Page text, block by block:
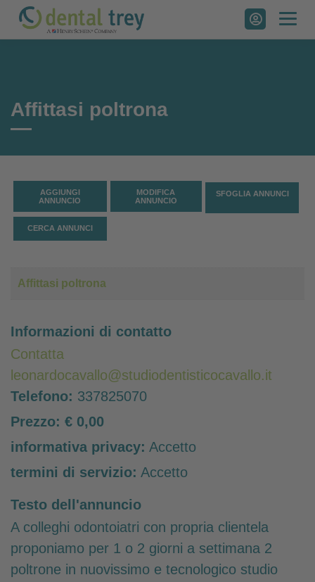
Skip
Affittasi poltrona
AGGIUNGI
ANNUNCIO
MODIFICA
ANNUNCIO
SFOGLIA ANNUNCI
CERCA ANNUNCI
Affittasi poltrona
Informazioni di contatto
Contatta
leonardocavallo@studiodentisticocavallo.it
Telefono: 337825070
Prezzo: € 0,00
informativa privacy: Accetto
termini di servizio: Accetto
Testo dell'annuncio
A colleghi odontoiatri con propria clientela
proponiamo per 1 o 2 giorni a settimana 2
poltrone in nuovissimo e tecnologico studio